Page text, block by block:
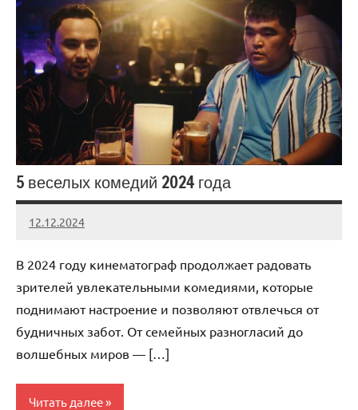
5 веселых комедий 2024 года
12.12.2024
admin
Нет
В 2024 году кинематограф продолжает радовать
зрителей увлекательными комедиями, которые
поднимают настроение и позволяют отвлечься от
будничных забот. От семейных разногласий до
волшебных миров — […]
Читать далее